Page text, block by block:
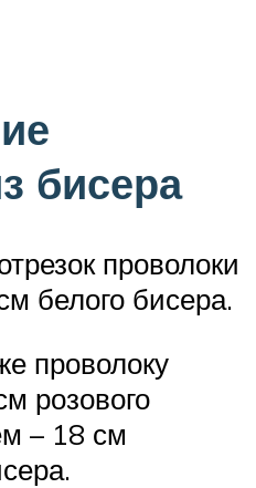
бисера
проволоки
белого бисера.
проволоку
розового
– 18 см